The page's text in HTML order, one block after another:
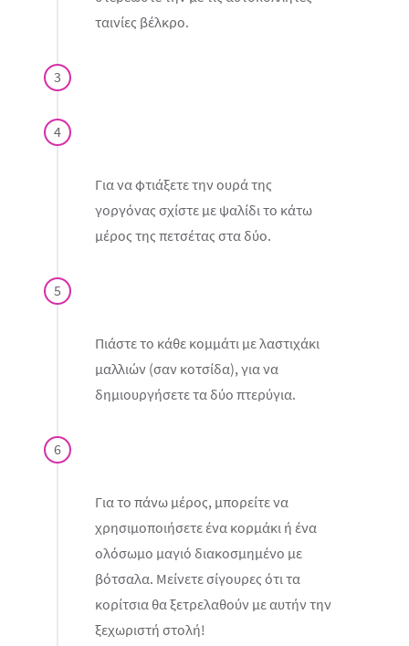
ταινίες βέλκρο.
3
4
Για να φτιάξετε την ουρά της
γοργόνας σχίστε με ψαλίδι το κάτω
μέρος της πετσέτας στα δύο.
5
Πιάστε το κάθε κομμάτι με λαστιχάκι
μαλλιών (σαν κοτσίδα), για να
δημιουργήσετε τα δύο πτερύγια.
6
Για το πάνω μέρος, μπορείτε να
χρησιμοποιήσετε ένα κορμάκι ή ένα
ολόσωμο μαγιό διακοσμημένο με
βότσαλα. Μείνετε σίγουρες ότι τα
κορίτσια θα ξετρελαθούν με αυτήν την
ξεχωριστή στολή!